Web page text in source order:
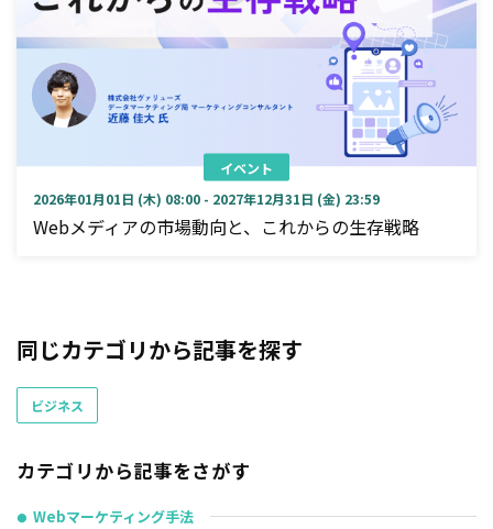
イベント
2026年01月01日 (木) 08:00 - 2027年12月31日 (金) 23:59
Webメディアの市場動向と、これからの生存戦略
同じカテゴリから記事を探す
ビジネス
カテゴリから記事をさがす
● Webマーケティング手法